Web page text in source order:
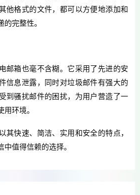
他格式的文件，都可以方便地添加和
完整性。
邮箱也毫不含糊。它采用了先进的安
信息泄露，同时对垃圾邮件有强大的
到骚扰邮件的困扰，为用户营造了一
环境。
其快速、简洁、实用和安全的特点，
值得信赖的选择。